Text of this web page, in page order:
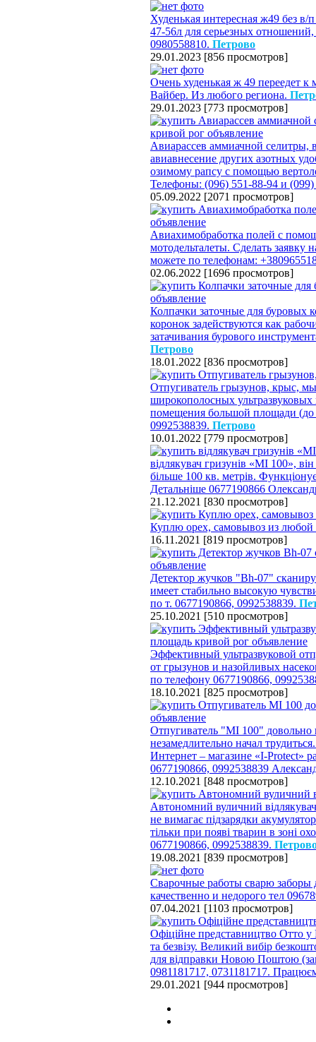
Худенькая интересная ж49 без
47-56л для серьезных
0980558810. Петрово
29.01.2023 [856 просмотров]
Очень худенькая ж 49 переедет к
Вайбер. Из любого региона.
29.01.2023 [773 просмотров]
Авиарассев аммиачной селитры,
авиавнесение других азотных
озимому рапсу с помощью
Телефоны: (096) 551-88-94 и
05.09.2022 [2071 просмотров]
Авиахимобработка полей с
мотодельталеты. Сделать
можете по телефонам:
02.06.2022 [1696 просмотров]
Колпачки заточные для буровых
коронок задействуются как
затачивания бурового
Петрово
18.01.2022 [836 просмотров]
Отпугиватель грызунов, крыс,
широкополосных
помещения большой площади (до
0992538839. Петрово
10.01.2022 [779 просмотров]
відлякувач гризунів «МІ 100»,
більше 100 кв. метрів.
Детальніше 0677190866
21.12.2021 [830 просмотров]
Куплю орех, самовывоз из
16.11.2021 [819 просмотров]
Детектор жучков "Bh-07"
имеет стабильно высокую
по т. 0677190866, 0992538839.
25.10.2021 [510 просмотров]
Эффективный ультразвуковой
от грызунов и назойливых
по телефону 0677190866,
18.10.2021 [825 просмотров]
Отпугиватель "МІ 100" довольно
незамедлительно начал
Интернет – магазине «I-Protect»
0677190866, 0992538839
12.10.2021 [848 просмотров]
Автономний вуличний
не вимагає підзарядки
тільки при появі тварин в зоні
0677190866, 0992538839.
19.08.2021 [839 просмотров]
Сварочные работы сварю заборы
качественно и недорого тел
07.04.2021 [1103 просмотров]
Офіційне представництво Отто
та безвізу. Великий вибір
для відправки Новою Поштою
0981181717, 0731181717.
29.01.2021 [944 просмотров]